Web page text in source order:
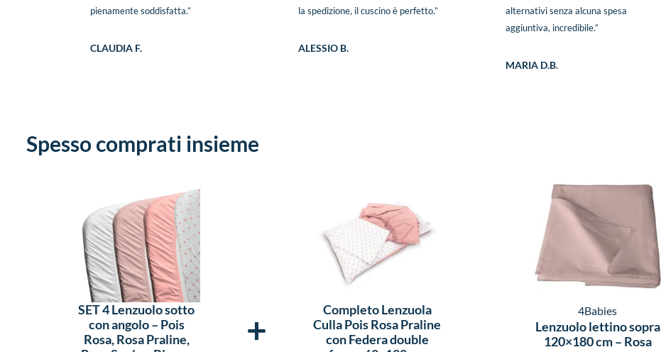
pienamente soddisfatta.”
CLAUDIA F.
la spedizione, il cuscino è perfetto.”
ALESSIO B.
alternativi senza alcuna spesa
aggiuntiva, incredibile.”
MARIA D.B.
Spesso comprati insieme
SET 4 Lenzuolo sotto
con angolo – Pois
Rosa, Rosa Praline,
+
Completo Lenzuola
Culla Pois Rosa Praline
con Federa double
4Babies
Lenzuolo lettino sopra
120×180 cm – Rosa